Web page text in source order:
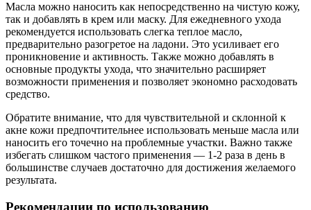
Масла можно наносить как непосредственно на чистую кожу,
так и добавлять в крем или маску. Для ежедневного ухода
рекомендуется использовать слегка теплое масло,
предварительно разогретое на ладони. Это усиливает его
проникновение и активность. Также можно добавлять в
основные продукты ухода, что значительно расширяет
возможности применения и позволяет экономно расходовать
средство.
Обратите внимание, что для чувствительной и склонной к
акне кожи предпочтительнее использовать меньше масла или
наносить его точечно на проблемные участки. Важно также
избегать слишком частого применения — 1-2 раза в день в
большинстве случаев достаточно для достижения желаемого
результата.
Рекомендации по использованию